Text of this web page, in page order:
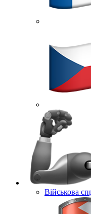
Військова